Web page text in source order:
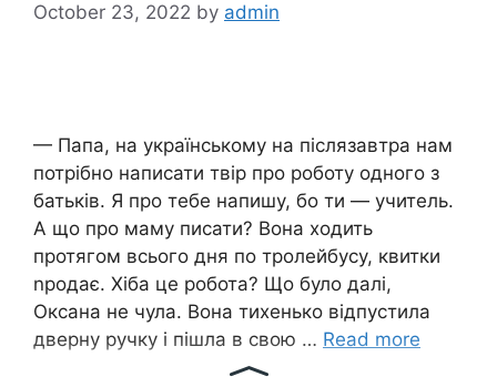
October 23, 2022 by admin
— Папа, на українському на післязавтра нам
потрібно написати твір про роботу одного з
батьків. Я про тебе напишу, бо ти — учитель.
А що про маму писати? Вона ходить
протягом всього дня по тролейбусу, квитки
nродає. Хіба це робота? Що було далі,
Оксана не чула. Вона тихенько відпустила
дверну ручку і пішла в свою … Read more